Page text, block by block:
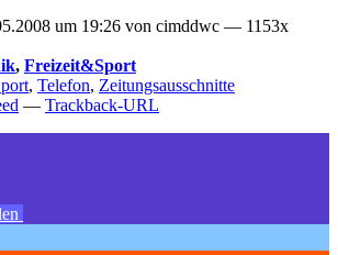
um 19:26 von cimddwc — 1153x
, Freizeit&Sport
, Telefon, Zeitungsausschnitte
— Trackback-URL